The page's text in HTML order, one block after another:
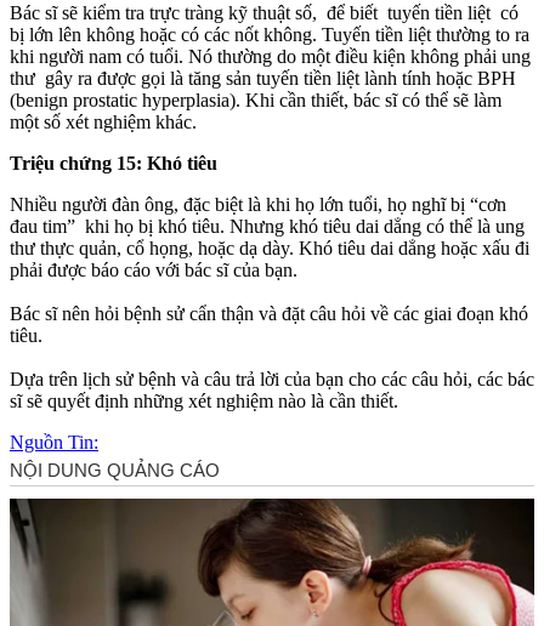
Bác sĩ sẽ kiểm tra trực tràng kỹ thuật số, để biết tuyến tiền liệt có
bị lớn lên không hoặc có các nốt không. Tuyến tiền liệt thường to ra
khi người nam có tuổi. Nó thường do một điều kiện không phải ung
thư gây ra được gọi là tăng sản tuyến tiền liệt lành tính hoặc BPH
(benign prostatic hyperplasia). Khi cần thiết, bác sĩ có thể sẽ làm
một số xét nghiệm khác.
Triệu chứng 15: Khó tiêu
Nhiều người đàn ông, đặc biệt là khi họ lớn tuổi, họ nghĩ bị “cơn
đau tim” khi họ bị khó tiêu. Nhưng khó tiêu dai dẳng có thể là ung
thư thực quản, cổ họng, hoặc dạ dày. Khó tiêu dai dẳng hoặc xấu đi
phải được báo cáo với bác sĩ của bạn.
Bác sĩ nên hỏi bệnh sử cẩn thận và đặt câu hỏi về các giai đoạn khó
tiêu.
Dựa trên lịch sử bệnh và câu trả lời của bạn cho các câu hỏi, các bác
sĩ sẽ quyết định những xét nghiệm nào là cần thiết.
Nguồn Tin: